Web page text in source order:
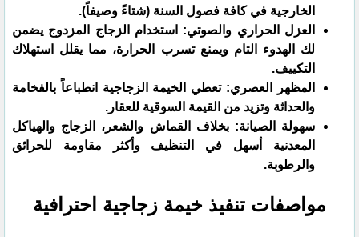
الخارجية في كافة فصول السنة (شتاءً وصيفاً).
​العزل الحراري والصوتي: استخدام الزجاج المزدوج يضمن
لك الهدوء التام ويمنع تسرب الحرارة، مما يقلل استهلاك
التكييف.
​المظهر العصري: تعطي الخيمة الزجاجية انطباعاً بالفخامة
والحداثة وتزيد من القيمة السوقية للعقار.
​سهولة الصيانة: بخلاف القماش والشعر، الزجاج والهياكل
المعدنية أسهل في التنظيف وأكثر مقاومة للحرائق
والرطوبة.
​مواصفات تنفيذ خيمة زجاجية احترافية